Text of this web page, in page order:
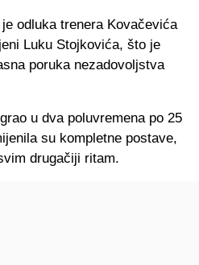
odluka trenera Kovačevića
Luku Stojkovića, što je
poruka nezadovoljstva
u dva poluvremena po 25
su kompletne postave,
drugačiji ritam.